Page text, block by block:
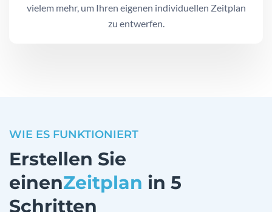
vielem mehr, um Ihren eigenen individuellen Zeitplan
zu entwerfen.
WIE ES FUNKTIONIERT
Erstellen Sie
einenZeitplan in 5
Schritten